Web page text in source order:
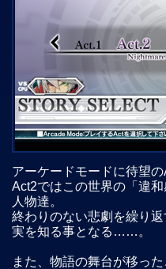
アーケードモードに待望の
Act2ではこの世界の「違
人物達。
終わりのない悲劇を繰り
実を知る事となる……。
また、物語の舞台が移っ